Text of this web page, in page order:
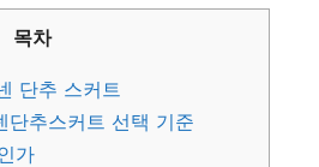
목차
단추 스커트
단추스커트 선택 기준
가